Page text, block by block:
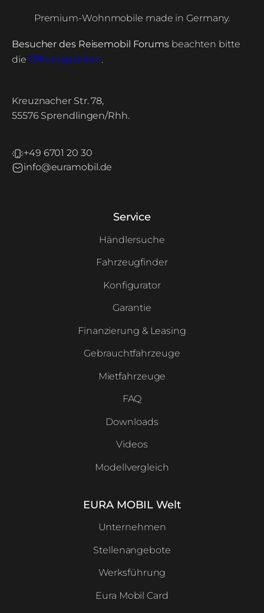
Premium-Wohnmobile made in Germany.
Besucher des Reisemobil Forums beachten bitte
die Öffnungszeiten.
Kreuznacher Str. 78,
55576 Sprendlingen/Rhh.
+49 6701 20 30
info@euramobil.de
Service
Händlersuche
Fahrzeugfinder
Konfigurator
Garantie
Finanzierung & Leasing
Gebrauchtfahrzeuge
Mietfahrzeuge
FAQ
Downloads
Videos
Modellvergleich
EURA MOBIL Welt
Unternehmen
Stellenangebote
Werksführung
Eura Mobil Card